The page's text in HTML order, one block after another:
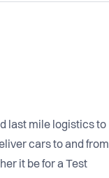
last mile logistics to
cars to and from
it be for a Test